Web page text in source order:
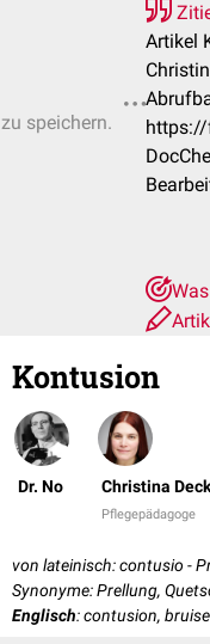
speichern.
Artikel
Kontusion
Dr. No Christina
Pflegepädagoge
von lateinisch: contusio -
Synonyme: Prellung,
Englisch: contusion, bruise